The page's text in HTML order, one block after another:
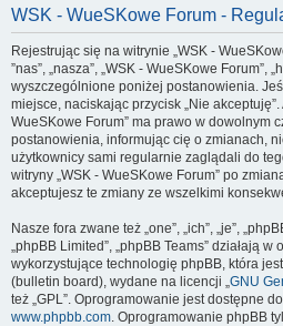
WSK - WueSKowe Forum -
Rejestrując się na witrynie „WSK -
”nas”, „nasza”, „WSK - WueSKowe Forum”,
wyszczególnione poniżej postanowienia.
miejsce, naciskając przycisk „Nie
WueSKowe Forum” ma prawo w dowolnym
postanowienia, informując cię o zmianach,
użytkownicy sami regularnie zaglądali do
witryny „WSK - WueSKowe Forum” po
akceptujesz te zmiany ze wszelkimi
Nasze fora zwane też „one”, „ich”, „je”,
„phpBB Limited”, „phpBB Teams” działają
wykorzystujące technologię phpBB, która
(bulletin board), wydane na licencji „GNU
też „GPL”. Oprogramowanie jest dostępne
www.phpbb.com. Oprogramowanie phpBB